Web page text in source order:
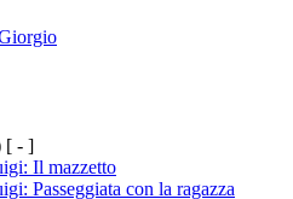
[ - ]
Il mazzetto
Passeggiata con la ragazza